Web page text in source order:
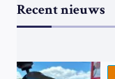
Recent nieuws